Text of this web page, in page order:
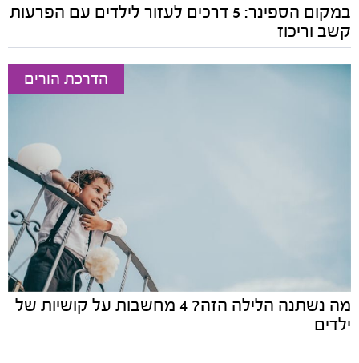
במקום הספינר: 5 דרכים לעזור לילדים עם הפרעות
קשב וריכוז
הדרכת הורים
מה נשתנה הלילה הזה? 4 מחשבות על קושיות של
ילדים